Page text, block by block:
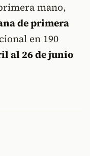
mano,
de primera
en 190
al 26 de junio